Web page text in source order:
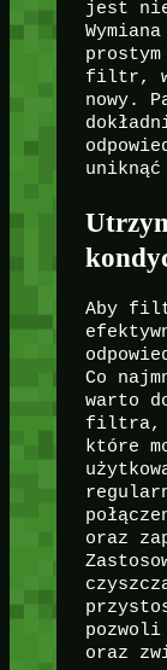
jest
filtr,
nowy.
uniknąć
Aby
Co
warto
filtra,
które
oraz
pozwoli
oraz